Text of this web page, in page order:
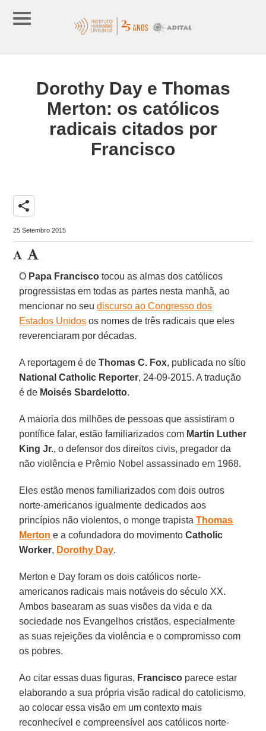
Dorothy Day e Thomas
Merton: os católicos
radicais citados por
Francisco
share
25 Setembro 2015
O Papa Francisco tocou as almas dos católicos
progressistas em todas as partes nesta manhã, ao
mencionar no seudiscurso ao Congresso dos
Estados Unidos os nomes de três radicais que eles
reverenciaram por décadas.
A reportagem é deThomas C. Fox, publicada no sítio
National Catholic Reporter, 24-09-2015. A tradução
é de Moisés Sbardelotto.
A maioria dos milhões de pessoas que assistiram o
pontífice falar, estão familiarizados com Martin Luther
King Jr., o defensor dos direitos civis, pregador da
não violência e Prêmio Nobel assassinado em 1968.
Eles estão menos familiarizados com dois outros
norte-americanos igualmente dedicados aos
princípios não violentos, o monge trapistaThomas
Merton e a cofundadora do movimentoCatholic
Worker, Dorothy Day.
Merton e Day foram os dois católicos norte-
americanos radicais mais notáveis do século XX.
Ambos basearam as suas visões da vida e da
sociedade nos Evangelhos cristãos, especialmente
as suas rejeições da violência e o compromisso com
os pobres.
Ao citar essas duas figuras, Francisco parece estar
elaborando a sua própria visão radical do catolicismo,
ao colocar essa visão em um contexto mais
reconhecível e compreensível aos católicos norte-